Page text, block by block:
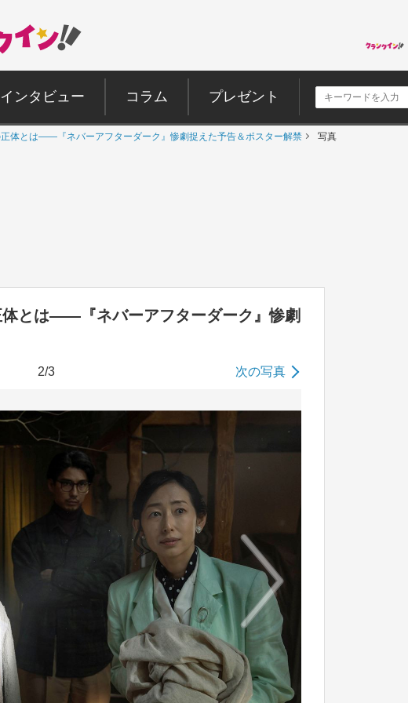
インタビュー コラム プレゼント
正体とは――『ネバーアフターダーク』惨劇捉えた予告＆ポスター解禁 写真
体とは――『ネバーアフターダーク』惨劇
2/3 次の写真